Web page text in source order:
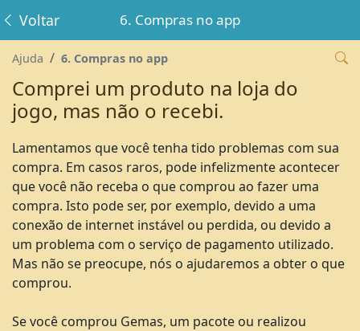
6. Compras no app
Voltar
Ajuda 6. Compras no app
Comprei um produto na loja do
jogo, mas não o recebi.
Lamentamos que você tenha tido problemas com sua
compra. Em casos raros, pode infelizmente acontecer
que você não receba o que comprou ao fazer uma
compra. Isto pode ser, por exemplo, devido a uma
conexão de internet instável ou perdida, ou devido a
um problema com o serviço de pagamento utilizado.
Mas não se preocupe, nós o ajudaremos a obter o que
comprou.
Se você comprou Gemas, um pacote ou realizou